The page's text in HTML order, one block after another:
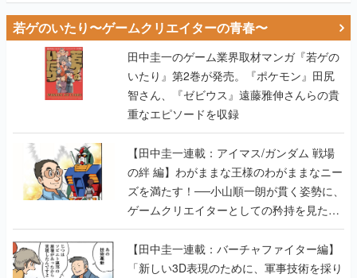
若ゲのいたり〜ゲームクリエイターの青春〜
田中圭一のゲーム業界取材マンガ『若ゲの
いたり』第2巻が発売。『ポケモン』田尻
智さん、『ゼビウス』遠藤雅伸さんらの貴
重なエピソードを収録
【田中圭一連載：アイマス/ガンダム 戦場
の絆 編】わがままな王様のわがままなニー
ズを満たす！──小山順一朗が貫く姿勢に、
ゲームクリエイターとしての矜持を見た
【若ゲのいたり最終回】
【田中圭一連載：バーチャファイター編】
「新しい3D表現のために、軍事技術を採り